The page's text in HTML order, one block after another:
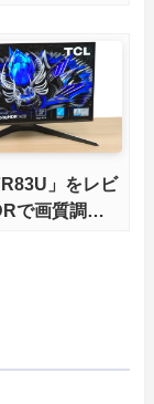
にも対応可
」をレビ
で画質調整